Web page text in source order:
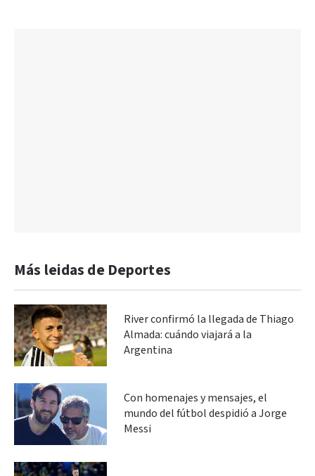
Más leidas de Deportes
River confirmó la llegada de Thiago
Almada: cuándo viajará a la
Argentina
Con homenajes y mensajes, el
mundo del fútbol despidió a Jorge
Messi